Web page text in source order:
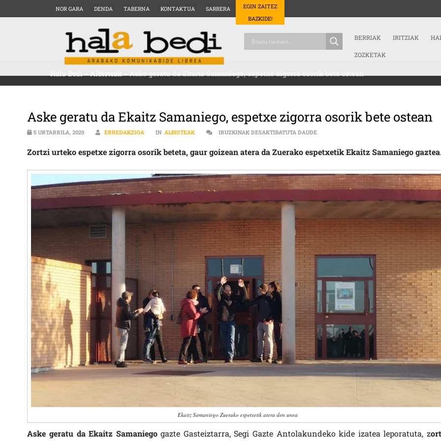
NOR GARA DENDA TABERNA KONTAKTUA SARRERA
EGIN ZAITEZ
BAZKIDE!
BERRIAK IRITZIAK
ZOZKETAK
Hala Bedi>Albisteak>Aske geratu da Ekaitz Samaniego, espetxe zigorra osorik bete ostean
Aske geratu da Ekaitz Samaniego, espetxe zigorra osorik bete ostean
5 URTARRILA, 2020 ERREDAKZIOA IN ALBISTEAK IRUZKINAK DESAKTIBATUTA DAUDEASKE GERATU DA EKAITZ SAMANIEGO,
Zortzi urteko espetxe zigorra osorik beteta, gaur goizean atera da Zuerako espetxetik Ekaitz Samaniego
Ekaitz Samaniego Zuerako espetxetik atera den unea
Aske geratu da Ekaitz Samaniegogazte Gasteiztarra, Segi Gazte Antolakundeko kide izatea leporatuta, z